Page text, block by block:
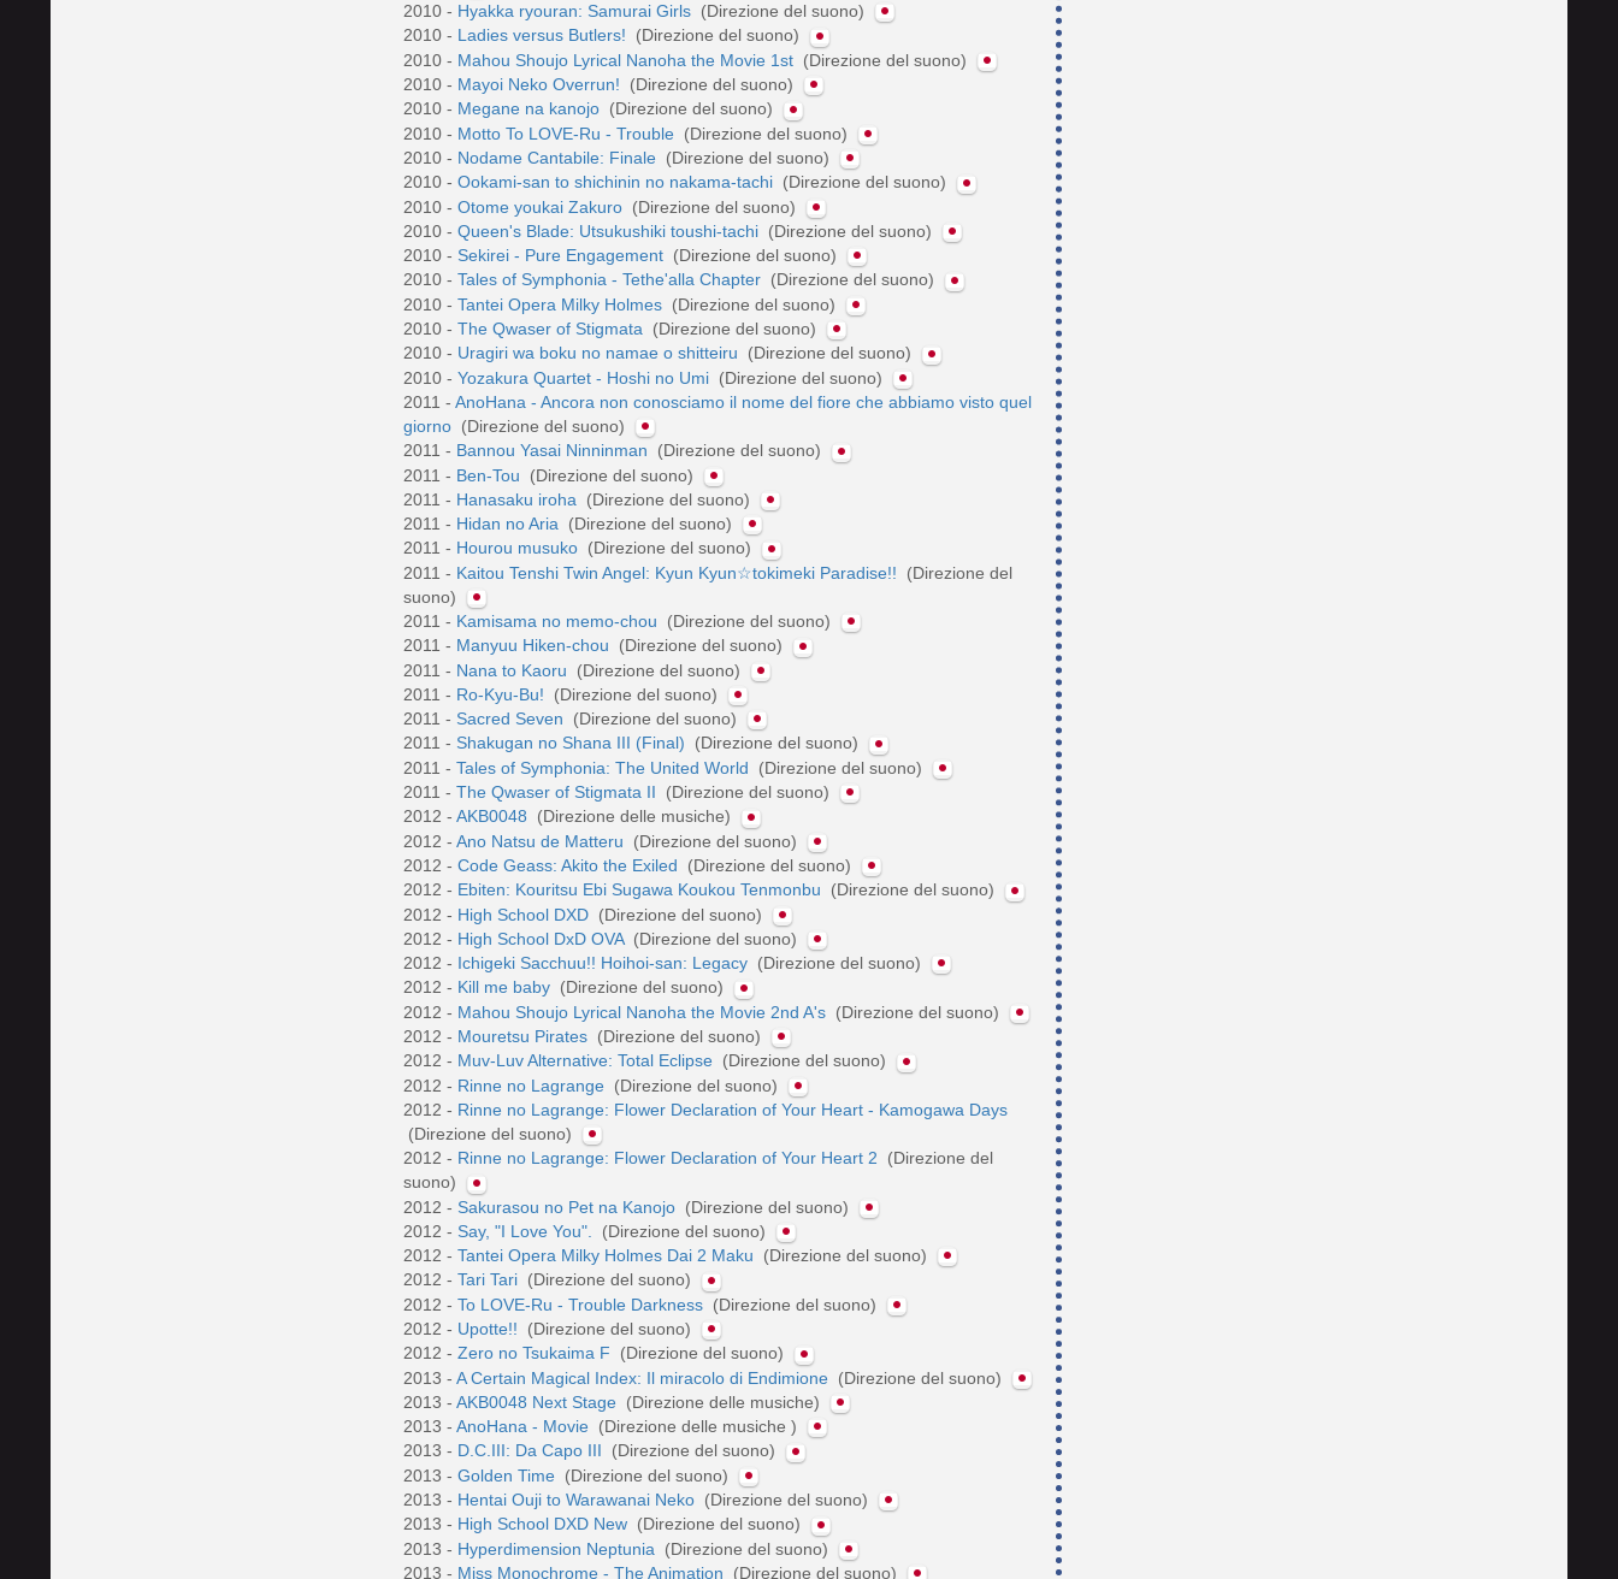
2010 - Hyakka ryouran: Samurai Girls (Direzione del suono)
2010 - Ladies versus Butlers!
(Direzione del suono)
2010 - Mahou Shoujo Lyrical Nanoha the Movie 1st (Direzione del suono)
2010 - Mayoi Neko Overrun!
(Direzione del suono)
2010 - Megane na kanojo (Direzione del suono)
2010 - Motto To LOVE-Ru - Trouble (Direzione del suono)
2010 - Nodame Cantabile: Finale (Direzione del suono)
2010 -Ookami-san to shichinin no nakama-tachi (Direzione del suono)
2010 -Otome youkai Zakuro (Direzione del suono)
2010 -Queen's Blade: Utsukushiki toushi-tachi (Direzione del suono)
2010 - Sekirei - Pure Engagement (Direzione del suono)
2010 -Tales of Symphonia - Tethe'alla Chapter (Direzione del suono)
2010 -Tantei Opera Milky Holmes (Direzione del suono)
2010 -The Qwaser of Stigmata
(Direzione del suono)
2010 - Uragiri wa boku no namae o shitteiru
(Direzione del suono)
2010 -Yozakura Quartet - Hoshi no Umi (Direzione del suono)
2011 -AnoHana - Ancora non conosciamo il nome del fiore che abbiamo visto quel
giorno (Direzione del suono)
2011 - Bannou Yasai Ninninman
(Direzione del suono)
2011 - Ben-Tou
(Direzione del suono)
2011 - Hanasaku iroha
(Direzione del suono)
2011 - Hidan no Aria
(Direzione del suono)
2011 - Hourou musuko (Direzione del suono)
2011 - Kaitou Tenshi Twin Angel: Kyun Kyun☆tokimeki Paradise!!
(Direzione del
suono)
2011 - Kamisama no memo-chou
(Direzione del suono)
2011 - Manyuu Hiken-chou
(Direzione del suono)
2011 - Nana to Kaoru
(Direzione del suono)
2011 - Ro-Kyu-Bu!
(Direzione del suono)
2011 - Sacred Seven
(Direzione del suono)
2011 - Shakugan no Shana III (Final)
(Direzione del suono)
2011 -Tales of Symphonia: The United World
(Direzione del suono)
2011 -The Qwaser of Stigmata II
(Direzione del suono)
2012 -AKB0048
(Direzione delle musiche)
2012 -Ano Natsu de Matteru
(Direzione del suono)
2012 -Code Geass: Akito the Exiled
(Direzione del suono)
2012 - Ebiten: Kouritsu Ebi Sugawa Koukou Tenmonbu
(Direzione del suono)
2012 - High School DXD (Direzione del suono)
2012 - High School DxD OVA (Direzione del suono)
2012 - Ichigeki Sacchuu!! Hoihoi-san: Legacy (Direzione del suono)
2012 - Kill me baby (Direzione del suono)
2012 - Mahou Shoujo Lyrical Nanoha the Movie 2nd A's (Direzione del suono)
2012 - Mouretsu Pirates (Direzione del suono)
2012 - Muv-Luv Alternative: Total Eclipse (Direzione del suono)
2012 - Rinne no Lagrange (Direzione del suono)
2012 - Rinne no Lagrange: Flower Declaration of Your Heart - Kamogawa Days
(Direzione del suono)
2012 - Rinne no Lagrange: Flower Declaration of Your Heart 2
(Direzione del
suono)
2012 - Sakurasou no Pet na Kanojo (Direzione del suono)
2012 - Say, "I Love You".
(Direzione del suono)
2012 -Tantei Opera Milky Holmes Dai 2 Maku
(Direzione del suono)
2012 -Tari Tari (Direzione del suono)
2012 -To LOVE-Ru - Trouble Darkness (Direzione del suono)
2012 - Upotte!!
(Direzione del suono)
2012 -Zero no Tsukaima F
(Direzione del suono)
2013 -A Certain Magical Index: Il miracolo di Endimione (Direzione del suono)
2013 -AKB0048 Next Stage (Direzione delle musiche)
2013 -AnoHana - Movie (Direzione delle musiche )
2013 - D.C.III: Da Capo III
(Direzione del suono)
2013 -Golden Time (Direzione del suono)
2013 - Hentai Ouji to Warawanai Neko (Direzione del suono)
2013 - High School DXD New (Direzione del suono)
2013 - Hyperdimension Neptunia
(Direzione del suono)
2013 - Miss Monochrome - The Animation (Direzione del suono)